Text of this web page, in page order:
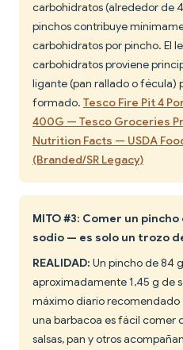
carbohidratos (alrededor de
pinchos contribuye
carbohidratos por pincho. El
carbohidratos proviene
ligante (pan rallado o fécula)
formado. Tesco Fire Pit 4
400G — Tesco Groceries
Nutrition Facts — USDA
(Branded/SR Legacy)
MITO #3: Comer un
sodio — es solo un trozo
REALIDAD: Un pincho de 84
aproximadamente 1,45 g de
máximo diario recomendado
una barbacoa es fácil comer
salsas, pan y otros